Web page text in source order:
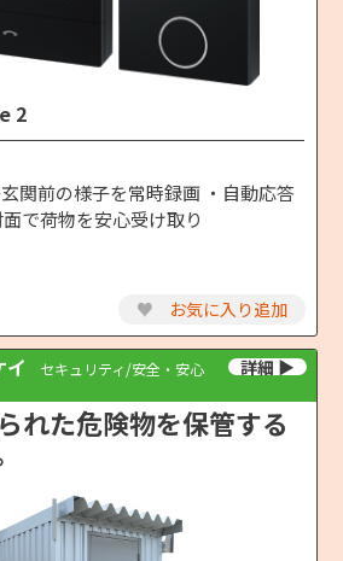
2
関前の様子を常時録画 ・自動応答
で荷物を安心受け取り
♥ お気に入り追加
イ
セキュリティ/安全・安心
れた危険物を保管する